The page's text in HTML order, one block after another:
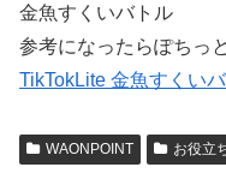
金魚すくいバトル
参考になったらぽちっ
TikTokLite 金魚すくい
WAONPOINT お役立